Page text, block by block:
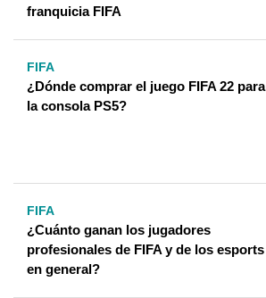
franquicia FIFA
FIFA
¿Dónde comprar el juego FIFA 22 para
la consola PS5?
FIFA
¿Cuánto ganan los jugadores
profesionales de FIFA y de los esports
en general?